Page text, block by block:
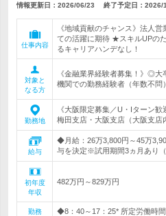
情報更新日：2026/06/23 終了予定日： 2026/
仕事内容
《地域貢献のチャンス》法人
ての活躍に期待 ★スキルUPの
るキャリアハンデなし！
対象と
なる方
《金融業界経験者募集！》◎
機関での勤務経験者（年数不
勤務地
《大阪限定募集／U・Iターン
梅田支店・大阪支店（大阪支店
給与
◆月給：26万3,800円～45万
与を決定※試用期間3ヵ月あり
初年度
年収
482万円～829万円
勤務
◆8：40～17：25* 所定労働時